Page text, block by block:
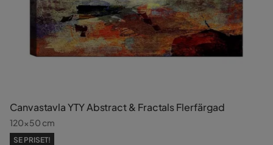
Canvastavla YTY Abstract & Fractals Flerfärgad
120x50 cm
SE PRISET!